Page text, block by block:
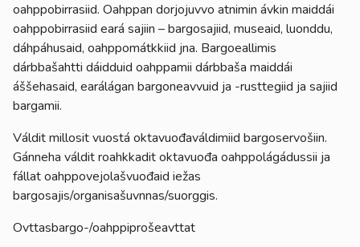
oahppobirrasiid. Oahppan dorjojuvvo atnimin ávkin maiddái
oahppobirrasiid eará sajiin – bargosajiid, museaid, luonddu,
dáhpáhusaid, oahppomátkkiid jna. Bargoeallimis
dárbbašahtti dáidduid oahppamii dárbbaša maiddái
áššehasaid, earálágan bargoneavvuid ja -rusttegiid ja sajiid
bargamii.
Váldit millosit vuostá oktavuođaváldimiid bargoservošiin.
Gánneha váldit roahkkadit oktavuođa oahppolágádussii ja
fállat oahppovejolašvuođaid iežas
bargosajis/organisašuvnnas/suorggis.
Ovttasbargo-/oahppiprošeavttat